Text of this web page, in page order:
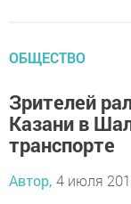
ОБЩЕСТВО
Зрителей
Казани в
транспорте
Автор, 4 июля